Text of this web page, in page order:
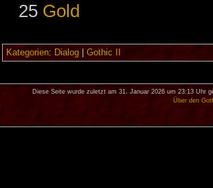
25 Gold
Kategorien: Dialog| Gothic II
Diese Seite wurde zuletzt am 31. Januar 2026 um 23:13 Uhr
Über den